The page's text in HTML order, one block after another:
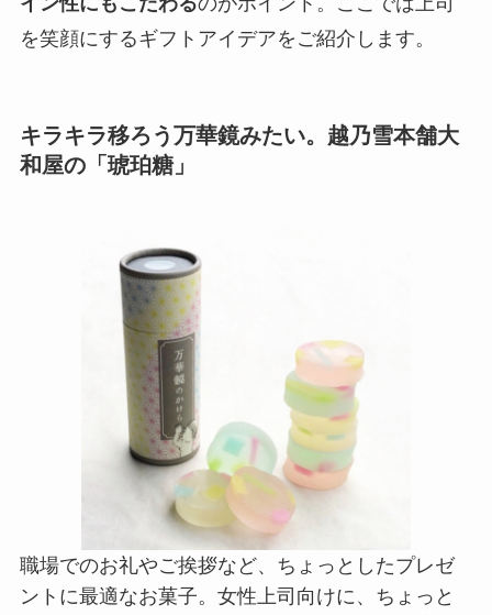
を笑顔にするギフトアイデアをご紹介します。
キラキラ移ろう万華鏡みたい。越乃雪本舗大
和屋の「琥珀糖」
職場でのお礼やご挨拶など、ちょっとしたプレゼ
ントに最適なお菓子。女性上司向けに、ちょっと